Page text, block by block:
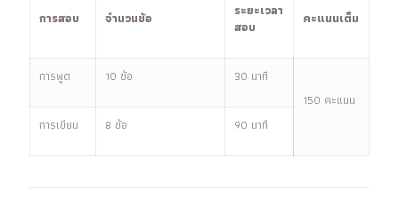
การสอบ จำนวนข้อ
ระยะเวลา
สอบ
คะแนนเต็ม
การพูด 10 ข้อ
30 นาที
150 คะแนน
การเขียน
8 ข้อ 90 นาที